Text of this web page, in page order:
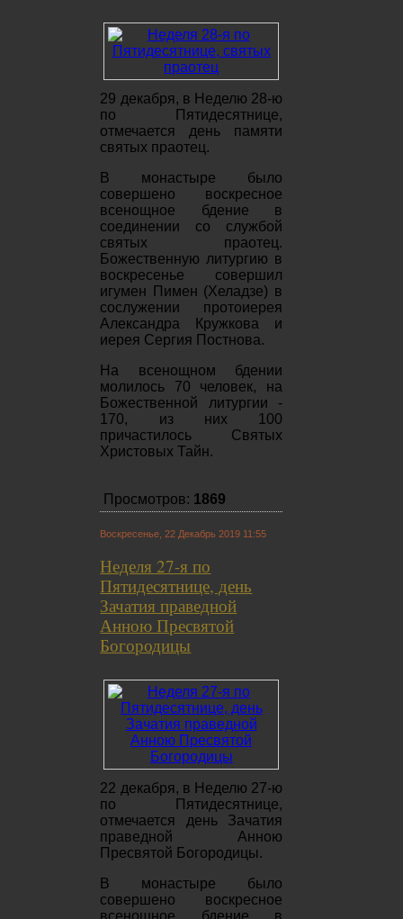
29 декабря, в Неделю 28-ю
по Пятидесятнице,
отмечается день памяти
святых праотец.
В монастыре было
совершено воскресное
всенощное бдение в
соединении со службой
святых праотец.
Божественную литургию в
воскресенье совершил
игумен Пимен (Хеладзе) в
сослужении протоиерея
Александра Кружкова и
иерея Сергия Постнова.
На всенощном бдении
молилось 70 человек, на
Божественной литургии -
170, из них 100
причастилось Святых
Христовых Тайн.
Просмотров: 1869
Воскресенье, 22 Декабрь 2019 11:55
Неделя 27-я по
Пятидесятнице, день
Зачатия праведной
Анною Пресвятой
Богородицы
22 декабря, в Неделю 27-ю
по Пятидесятнице,
отмечается день Зачатия
праведной Анною
Пресвятой Богородицы.
В монастыре было
совершено воскресное